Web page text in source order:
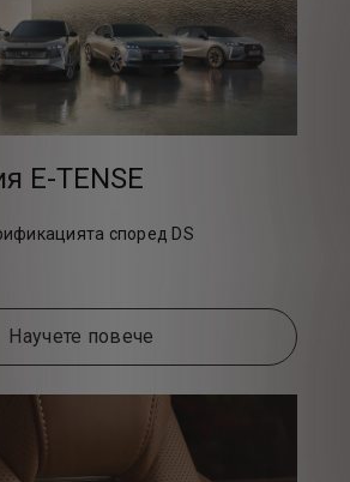
E-TENSE
според DS
Научете повече